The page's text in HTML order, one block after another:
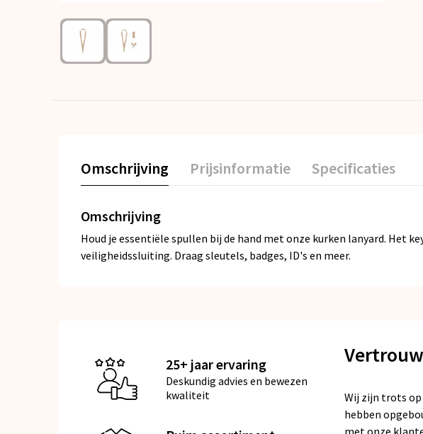
Omschrijving Prijsinformatie Specificaties
Omschrijving
Houd je essentiële spullen bij de hand met onze kurken lanyard. Het
veiligheidssluiting. Draag sleutels, badges, ID's en meer.
25+ jaar ervaring
Deskundig advies en bewezen
kwaliteit
Wij zijn trots op
hebben